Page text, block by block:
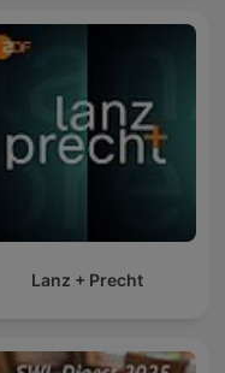
Lanz + Precht